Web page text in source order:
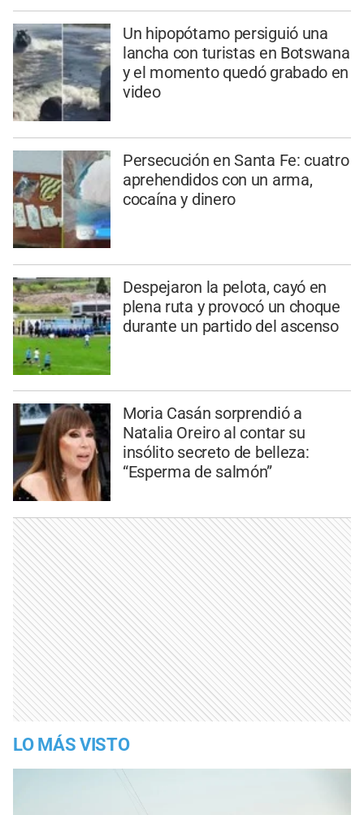
Un hipopótamo persiguió una
lancha con turistas en Botswana
y el momento quedó grabado en
video
Persecución en Santa Fe: cuatro
aprehendidos con un arma,
cocaína y dinero
Despejaron la pelota, cayó en
plena ruta y provocó un choque
durante un partido del ascenso
Moria Casán sorprendió a
Natalia Oreiro al contar su
insólito secreto de belleza:
“Esperma de salmón”
LO MÁS VISTO